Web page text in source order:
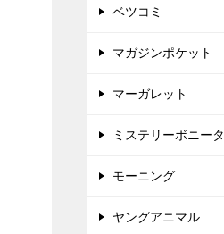
ベツコミ
マガジンポケット
マーガレット
ミステリーボニータ
モーニング
ヤングアニマル